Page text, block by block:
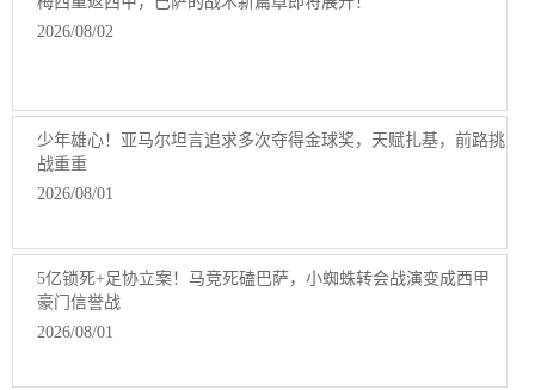
2026/08/02
少年雄心！亚马尔坦言追求多次夺得金球奖，天赋扎基，前路挑
战重重
2026/08/01
5亿锁死+足协立案！马竞死磕巴萨，小蜘蛛转会战演变成西甲
豪门信誉战
2026/08/01